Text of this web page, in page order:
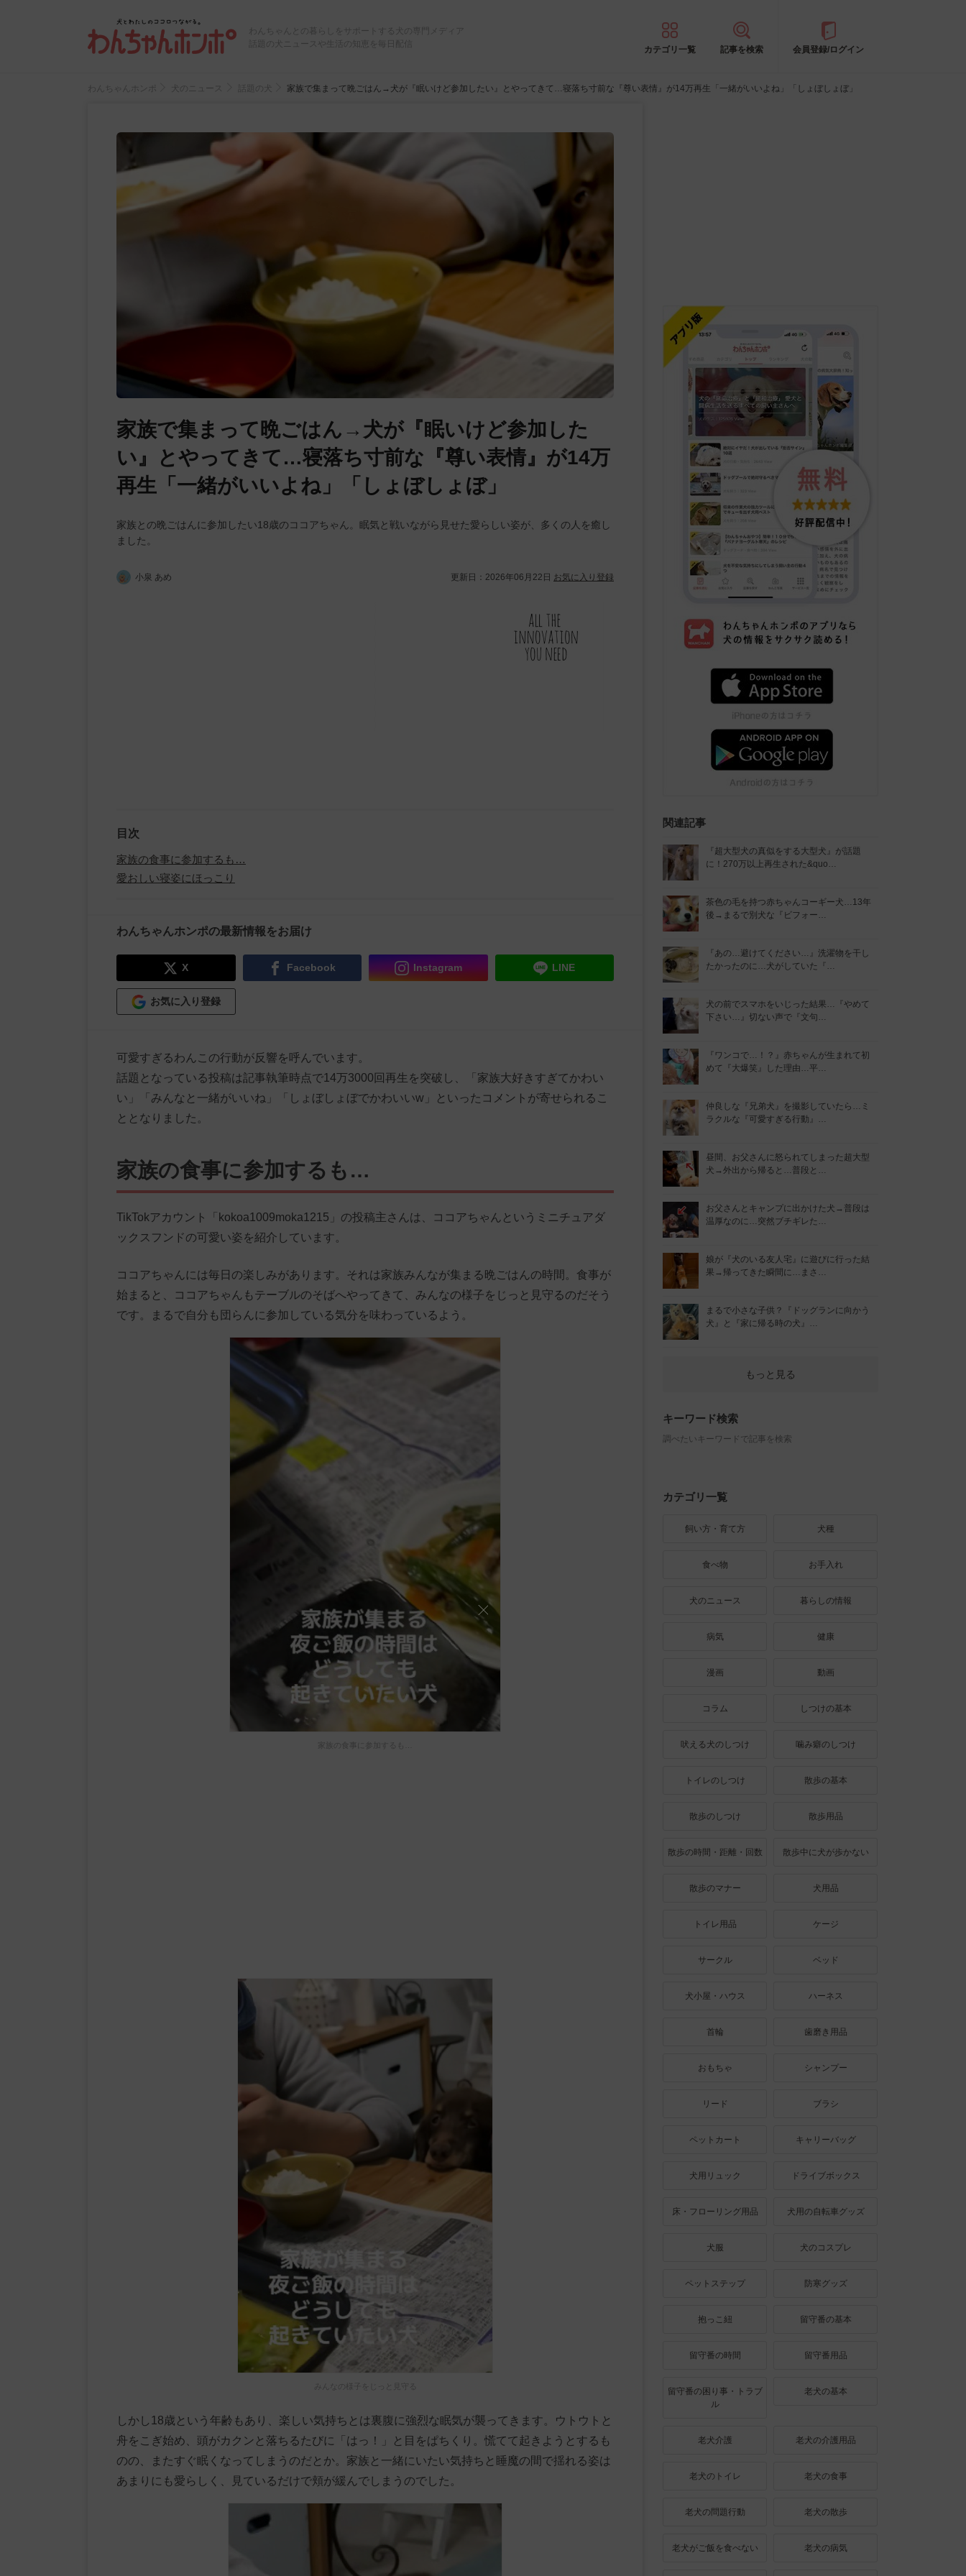
わんちゃんとの暮らしをサポートする犬の専門メディア
話題の犬ニュースや生活の知恵を毎日配信
カテゴリ一覧 記事を検索 会員登録/ログイン
わんちゃんホンポ 犬のニュース 話題の犬 家族で集まって晩ごはん→犬が『眠いけど参加したい』とやってきて…寝落ち寸前な『尊い表情』が14万再生「一緒がいいよね」「しょぼしょぼ」
家族で集まって晩ごはん→犬が『眠いけど参加した
い』とやってきて…寝落ち寸前な『尊い表情』が14万
再生「一緒がいいよね」「しょぼしょぼ」
家族との晩ごはんに参加したい18歳のココアちゃん。眠気と戦いながら見せた愛らしい姿が、多くの人を癒し
ました。
小泉 あめ 更新日： 2026年06月22日 お気に入り登録
目次
家族の食事に参加するも…
愛おしい寝姿にほっこり
わんちゃんホンポの最新情報をお届け
X Facebook Instagram LINE
お気に入り登録
可愛すぎるわんこの行動が反響を呼んでいます。
話題となっている投稿は記事執筆時点で14万3000回再生を突破し、「家族大好きすぎてかわい
い」「みんなと一緒がいいね」「しょぼしょぼでかわいいw」といったコメントが寄せられるこ
ととなりました。
家族の食事に参加するも…
TikTokアカウント「kokoa1009moka1215」の投稿主さんは、ココアちゃんというミニチュアダ
ックスフンドの可愛い姿を紹介しています。
ココアちゃんには毎日の楽しみがあります。それは家族みんなが集まる晩ごはんの時間。食事が
始まると、ココアちゃんもテーブルのそばへやってきて、みんなの様子をじっと見守るのだそう
です。まるで自分も団らんに参加している気分を味わっているよう。
家族の食事に参加するも…
みんなの様子をじっと見守る
しかし18歳という年齢もあり、楽しい気持ちとは裏腹に強烈な眠気が襲ってきます。ウトウトと
舟をこぎ始め、頭がカクンと落ちるたびに「はっ！」と目をぱちくり。慌てて起きようとするも
のの、またすぐ眠くなってしまうのだとか。家族と一緒にいたい気持ちと睡魔の間で揺れる姿は
あまりにも愛らしく、見ているだけで頬が緩んでしまうのでした。
関連記事
『超大型犬の真似をする大型犬』が話題
に！270万以上再生された&quo…
茶色の毛を持つ赤ちゃんコーギー犬…13年
後→まるで別犬な『ビフォー…
『あの…避けてください…』洗濯物を干し
たかったのに…犬がしていた『…
犬の前でスマホをいじった結果…『やめて
下さい…』切ない声で『文句…
『ワンコで…！？』赤ちゃんが生まれて初
めて『大爆笑』した理由…平…
仲良しな『兄弟犬』を撮影していたら…ミ
ラクルな『可愛すぎる行動』…
昼間、お父さんに怒られてしまった超大型
犬→外出から帰ると…普段と…
お父さんとキャンプに出かけた犬→普段は
温厚なのに…突然ブチギレた…
娘が『犬のいる友人宅』に遊びに行った結
果→帰ってきた瞬間に…まさ…
まるで小さな子供？『ドッグランに向かう
犬』と『家に帰る時の犬』…
もっと見る
キーワード検索
調べたいキーワードで記事を検索
カテゴリ一覧
飼い方・育て方 犬種
食べ物 お手入れ
犬のニュース 暮らしの情報
病気 健康
漫画 動画
コラム しつけの基本
吠える犬のしつけ 噛み癖のしつけ
トイレのしつけ 散歩の基本
散歩のしつけ 散歩用品
散歩の時間・距離・回数 散歩中に犬が歩かない
散歩のマナー 犬用品
トイレ用品 ケージ
サークル ベッド
犬小屋・ハウス ハーネス
首輪 歯磨き用品
おもちゃ シャンプー
リード ブラシ
ペットカート キャリーバッグ
犬用リュック ドライブボックス
床・フローリング用品 犬用の自転車グッズ
犬服 犬のコスプレ
ペットステップ 防寒グッズ
抱っこ紐 留守番の基本
留守番の時間 留守番用品
留守番の困り事・トラブ
ル
老犬の基本
老犬介護 老犬の介護用品
老犬のトイレ 老犬の食事
老犬の問題行動 老犬の散歩
老犬がご飯を食べない 老犬の病気